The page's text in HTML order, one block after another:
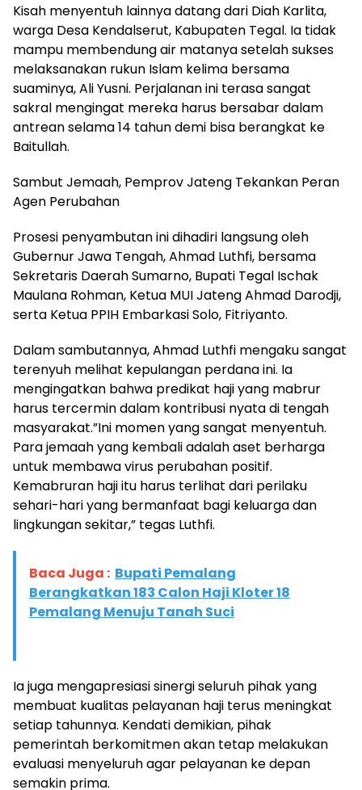
​Kisah menyentuh lainnya datang dari Diah Karlita,
warga Desa Kendalserut, Kabupaten Tegal. Ia tidak
mampu membendung air matanya setelah sukses
melaksanakan rukun Islam kelima bersama
suaminya, Ali Yusni. Perjalanan ini terasa sangat
sakral mengingat mereka harus bersabar dalam
antrean selama 14 tahun demi bisa berangkat ke
Baitullah.
​Sambut Jemaah, Pemprov Jateng Tekankan Peran
Agen Perubahan
​Prosesi penyambutan ini dihadiri langsung oleh
Gubernur Jawa Tengah, Ahmad Luthfi, bersama
Sekretaris Daerah Sumarno, Bupati Tegal Ischak
Maulana Rohman, Ketua MUI Jateng Ahmad Darodji,
serta Ketua PPIH Embarkasi Solo, Fitriyanto.
​Dalam sambutannya, Ahmad Luthfi mengaku sangat
terenyuh melihat kepulangan perdana ini. Ia
mengingatkan bahwa predikat haji yang mabrur
harus tercermin dalam kontribusi nyata di tengah
masyarakat.​”Ini momen yang sangat menyentuh.
Para jemaah yang kembali adalah aset berharga
untuk membawa virus perubahan positif.
Kemabruran haji itu harus terlihat dari perilaku
sehari-hari yang bermanfaat bagi keluarga dan
lingkungan sekitar,” tegas Luthfi.
Baca Juga : Bupati Pemalang
Berangkatkan 183 Calon Haji Kloter 18
Pemalang Menuju Tanah Suci
​Ia juga mengapresiasi sinergi seluruh pihak yang
membuat kualitas pelayanan haji terus meningkat
setiap tahunnya. Kendati demikian, pihak
pemerintah berkomitmen akan tetap melakukan
evaluasi menyeluruh agar pelayanan ke depan
semakin prima.